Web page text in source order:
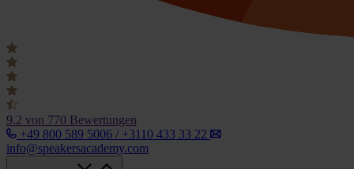
9.2 von 770 Bewertungen
+49 800 589 5006 / +3110 433 33 22
info@speakersacademy.com